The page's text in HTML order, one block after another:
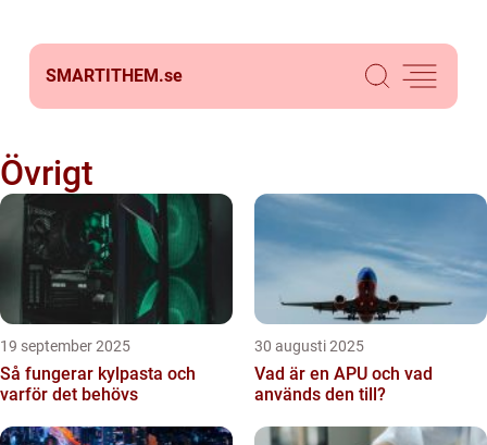
SMARTITHEM.se
Övrigt
19 september 2025
Så fungerar kylpasta och
varför det behövs
30 augusti 2025
Vad är en APU och vad
används den till?